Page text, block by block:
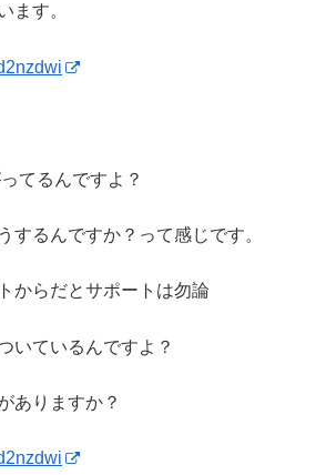
ます。
てるんですよ？
るんですか？って感じです。
からだとサポートは勿論
いているんですよ？
ありますか？